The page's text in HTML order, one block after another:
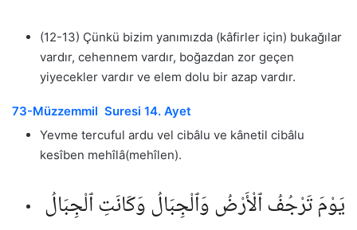
(12-13) Çünkü bizim yanımızda (kâfirler için) bukağılar
vardır, cehennem vardır, boğazdan zor geçen
yiyecekler vardır ve elem dolu bir azap vardır.
73-Müzzemmil Suresi 14. Ayet
Yevme tercuful ardu vel cibâlu ve kânetil cibâlu
kesîben mehîlâ(mehîlen).
يَوْمَ تَرْجُفُ ٱلْأَرْضُ وَٱلْجِبَالُ وَكَانَتِ ٱلْجِبَالُ